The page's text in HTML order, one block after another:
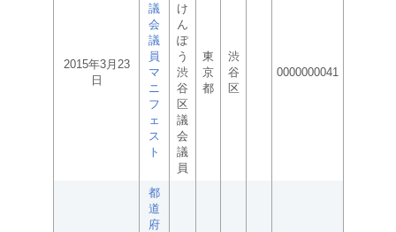
2015年3月23
日
議
会
議
員
マ
ニ
フ
ェ
ス
ト
け
ん
ぽ
う
渋
谷
区
議
会
議
員
東
京
都
渋
谷
区
0000000041
都
道
府